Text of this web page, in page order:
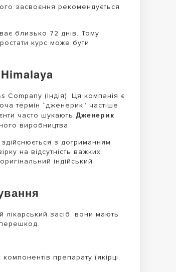
засвоєння рекомендується
близько 72 днів. Тому
курс може бути
(Індія). Ця компанія є
термін “дженерик” частіше
часто шукають Дженерик
виробництва.
з дотриманням
на відсутність важких
індійський
засіб, вони мають
препарату (якірці,